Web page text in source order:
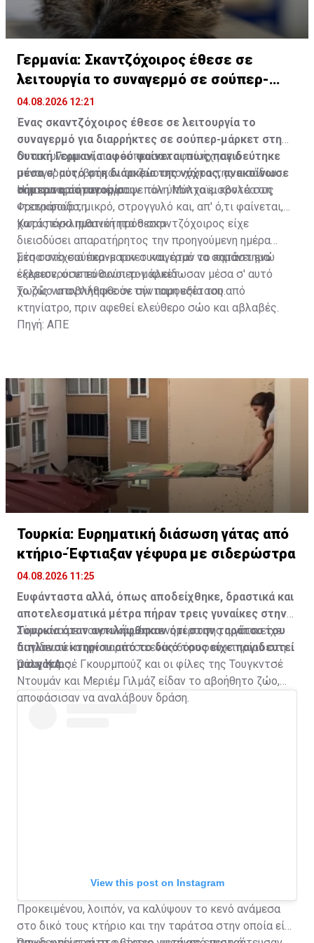
Γερμανία: Σκαντζόχοιρος έθεσε σε
λειτουργία το συναγερμό σε σούπερ-
μάρκετ
04.08.2026 12:21
Ένας σκαντζόχοιρος έθεσε σε λειτουργία το
συναγερμό για διαρρήκτες σε σούπερ-μάρκετ στη
δυτική Γερμανία αφού φαίνεται πως παγιδεύτηκε
μέσα σ' αυτό στη διάρκεια της νύχτας, ανακοίνωσε
σήμερα η αστυνομία.
Οι αστυνομικοί, που έσπευσαν αφού ήχησε ο
συναγερμός, βρήκαν το ζώο στο χώρο της εισόδου
του καταστήματος στην πόλη Μύλχαϊμ κοντά στη
Φρανκφούρτη.
Η αστυνομία περιέγραψε τον ύποπτο εισβολέα ως
«τετράποδο, μικρό, στρογγυλό και, απ' ό,τι φαίνεται,
χωρίς εγκληματική πρόθεση».
Κατά πάσα πιθανότητα ο σκαντζόχοιρος είχε
διεισδύσει απαρατήρητος την προηγούμενη ημέρα
μέσα στο σούπερ-μαρκετ και, όταν το κατάστημα
έκλεισε, οι υπεύθυνοι τον κλείδωσαν μέσα σ' αυτό
χωρίς να αντιληφθούν την παρουσία του.
Στη συνέχεια έκανε τον συναγερμό να σημάνει ενώ
εξερευνούσε το σούπερ-μάρκετ.
Το ζώο υποβλήθηκε σε σύντομη εξέταση από
κτηνίατρο, πριν αφεθεί ελεύθερο σώο και αβλαβές.
Πηγή: ΑΠΕ
Τουρκία: Ευρηματική διάσωση γάτας από
κτήριο-Έφτιαξαν γέφυρα με σιδερώστρα
04.08.2026 11:25
Ευφάνταστα αλλά, όπως αποδείχθηκε, δραστικά και
αποτελεσματικά μέτρα πήραν τρεις γυναίκες στην
Τουρκία όταν αντιλήφθηκαν ότι στην ταράτσα του
διπλανού κτηρίου από το δικό τους είχε παγιδευτεί
μια γάτα.
Σύμφωνα με τουρκικά μέσα ενημέρωσης η γάτα είχε
παγιδευτεί στην ταράτσα ενός 6όροφου κτηρίου στην
πόλη Καρς.
Όταν η Αισέ Γκουρμπούζ και οι φίλες της Τουγκντσέ
Ντουμάν και Μεριέμ Γιλμάζ είδαν το αβοήθητο ζώο,
αποφάσισαν να αναλάβουν δράση.
View this post on Instagram
Προκειμένου, λοιπόν, να καλύψουν το κενό ανάμεσα
στο δικό τους κτήριο και την ταράτσα στην οποία είχε